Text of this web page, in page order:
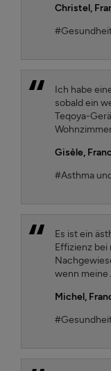
Christel,
Ich habe
sobald ein
Teqoya-
Gisèle,
#Asthma
Es ist ein
Effizienz bei
wenn
Michel,